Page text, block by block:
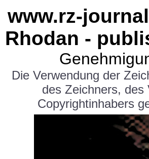
www.rz-
Rhodan -
Die Verwendung der
des Zeichners, des
Copyrightinhabers